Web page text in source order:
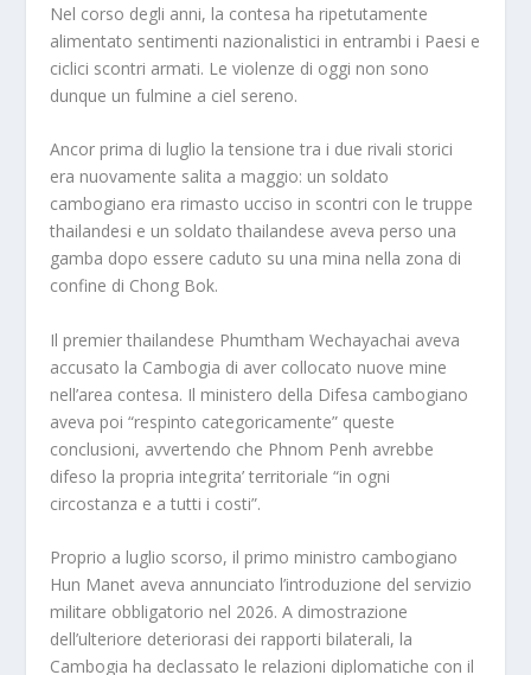
Nel corso degli anni, la contesa ha ripetutamente
alimentato sentimenti nazionalistici in entrambi i Paesi e
ciclici scontri armati. Le violenze di oggi non sono
dunque un fulmine a ciel sereno.
Ancor prima di luglio la tensione tra i due rivali storici
era nuovamente salita a maggio: un soldato
cambogiano era rimasto ucciso in scontri con le truppe
thailandesi e un soldato thailandese aveva perso una
gamba dopo essere caduto su una mina nella zona di
confine di Chong Bok.
Il premier thailandese Phumtham Wechayachai aveva
accusato la Cambogia di aver collocato nuove mine
nell’area contesa. Il ministero della Difesa cambogiano
aveva poi “respinto categoricamente” queste
conclusioni, avvertendo che Phnom Penh avrebbe
difeso la propria integrita’ territoriale “in ogni
circostanza e a tutti i costi”.
Proprio a luglio scorso, il primo ministro cambogiano
Hun Manet aveva annunciato l’introduzione del servizio
militare obbligatorio nel 2026. A dimostrazione
dell’ulteriore deteriorasi dei rapporti bilaterali, la
Cambogia ha declassato le relazioni diplomatiche con il